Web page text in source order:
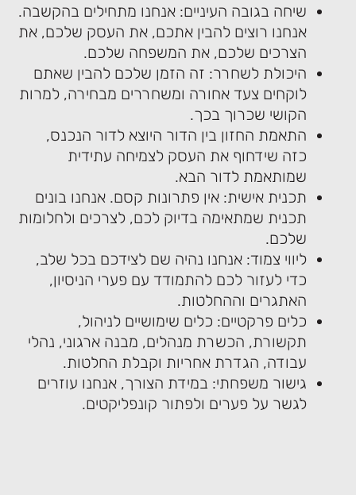
שיחה בגובה העיניים: אנחנו מתחילים בהקשבה.
אנחנו רוצים להבין אתכם, את העסק שלכם, את
הצרכים שלכם, את המשפחה שלכם.
היכולת לשחרר: זה הזמן שלכם להבין שאתם
לוקחים צעד אחורה ומשחררים מבחירה, למרות
הקושי שכרוך בכך.
התאמת החזון בין הדור היוצא לדור הנכנס,
כזה שידחוף את העסק לצמיחה עתידית
שמותאמת לדור הבא.
תכנית אישית: אין פתרונות קסם. אנחנו בונים
תכנית שמתאימה בדיוק לכם, לצרכים ולחלומות
שלכם.
ליווי צמוד: אנחנו נהיה שם לצידכם בכל שלב,
כדי לעזור לכם להתמודד עם פערי הניסיון,
האתגרים וההחלטות.
כלים פרקטיים: כלים שימושיים לניהול,
תקשורת, הכשרת מנהלים, מבנה ארגוני, נהלי
עבודה, הגדרת אחריות וקבלת החלטות.
גישור משפחתי: במידת הצורך, אנחנו עוזרים
לגשר על פערים ולפתור קונפליקטים.